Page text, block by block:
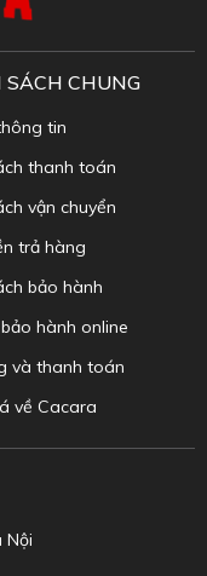
CHUNG
tin
thanh toán
vận chuyển
trả hàng
bảo hành
hành online
và thanh toán
về Cacara
Nội